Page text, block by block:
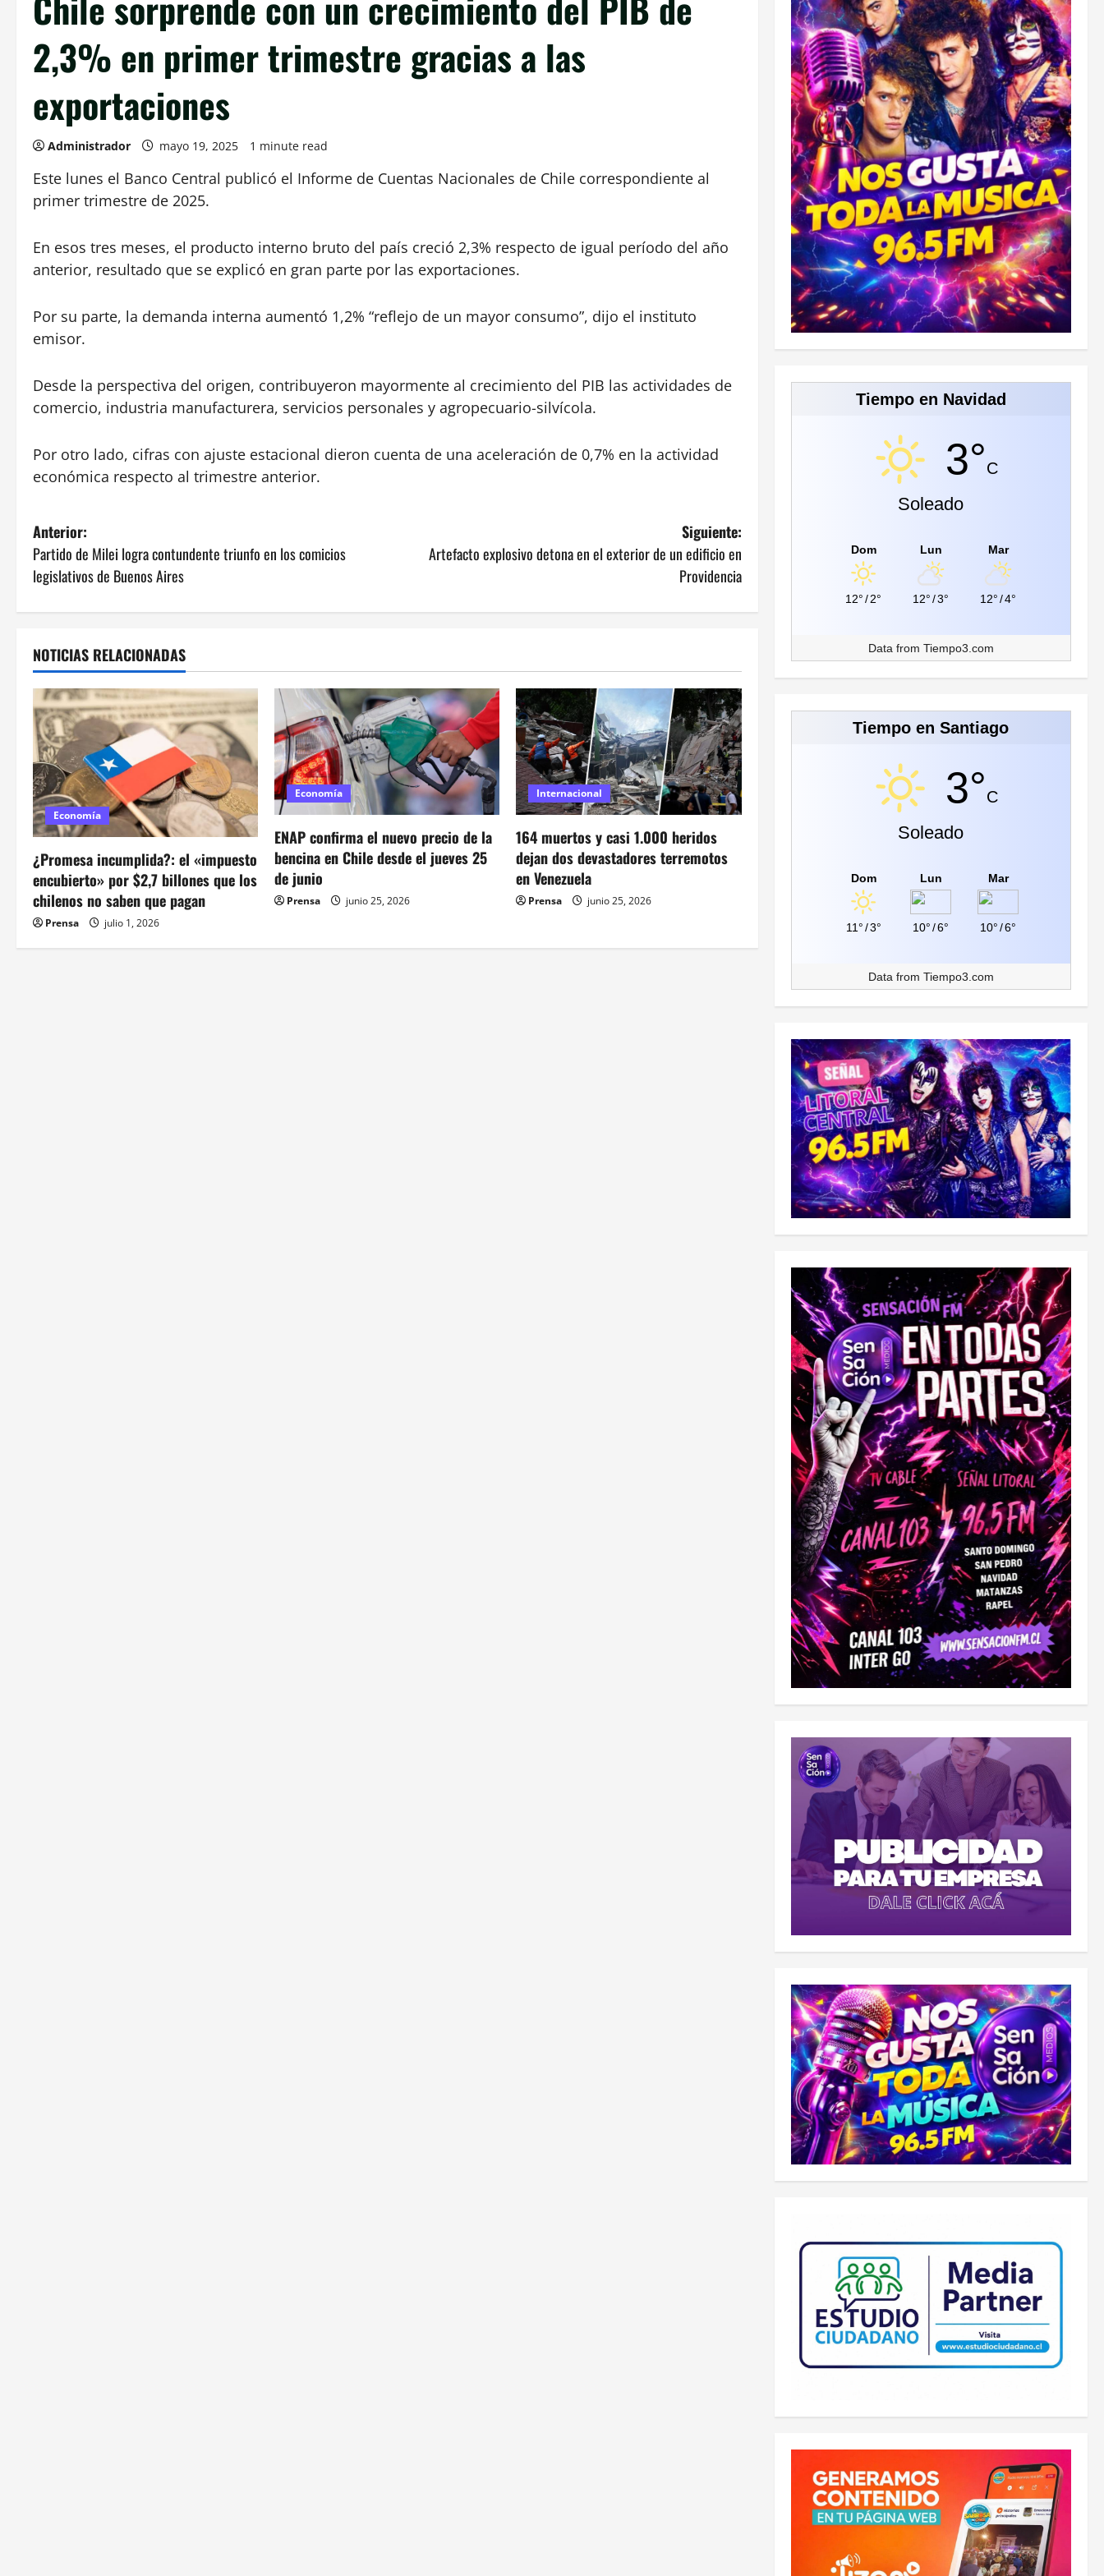
2,3% en primer trimestre gracias a las
exportaciones
Administrador mayo 19, 2025 1 minute read
Este lunes el Banco Central publicó el Informe de Cuentas Nacionales de Chile correspondiente al
primer trimestre de 2025.
En esos tres meses, el producto interno bruto del país creció 2,3% respecto de igual período del año
anterior, resultado que se explicó en gran parte por las exportaciones.
Por su parte, la demanda interna aumentó 1,2% “reflejo de un mayor consumo”, dijo el instituto
emisor.
Desde la perspectiva del origen, contribuyeron mayormente al crecimiento del PIB las actividades de
comercio, industria manufacturera, servicios personales y agropecuario-silvícola.
Por otro lado, cifras con ajuste estacional dieron cuenta de una aceleración de 0,7% en la actividad
económica respecto al trimestre anterior.
N
a
v
e
g
a
c
i
ó
n
d
e
e
Anterior:
Partido de Milei logra contundente triunfo en los comicios
legislativos de Buenos Aires
Siguiente:
Artefacto explosivo detona en el exterior de un edificio en
Providencia
NOTICIAS RELACIONADAS
Economía
¿Promesa incumplida?: el «impuesto
encubierto» por $2,7 billones que los
chilenos no saben que pagan
Prensa julio 1, 2026
Economía
ENAP confirma el nuevo precio de la
bencina en Chile desde el jueves 25
de junio
Prensa junio 25, 2026
Internacional
164 muertos y casi 1.000 heridos
dejan dos devastadores terremotos
en Venezuela
Prensa junio 25, 2026
Tiempo en Navidad
3°C
Soleado
Dom
12° /2°
Lun
12° /3°
Mar
12° /4°
Data from Tiempo3.com
Tiempo en Santiago
3°C
Soleado
Dom
11°/3°
Lun
10° /6°
Mar
10° /6°
Data from Tiempo3.com